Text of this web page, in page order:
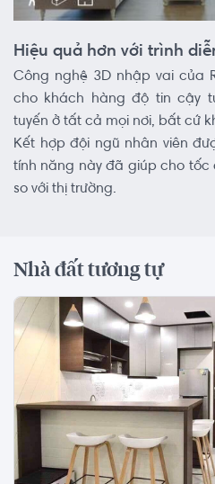
Hiệu quả hơn với trình
Công nghệ 3D nhập vai của
cho khách hàng độ tin cậy
tuyến ở tất cả mọi nơi, bất cứ
Kết hợp đội ngũ nhân viên
tính năng này đã giúp cho
so với thị trường.
Nhà đất tương tự